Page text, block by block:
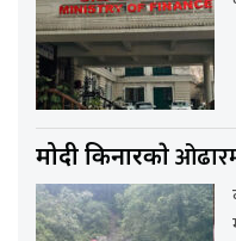
मोदी किनारकाे